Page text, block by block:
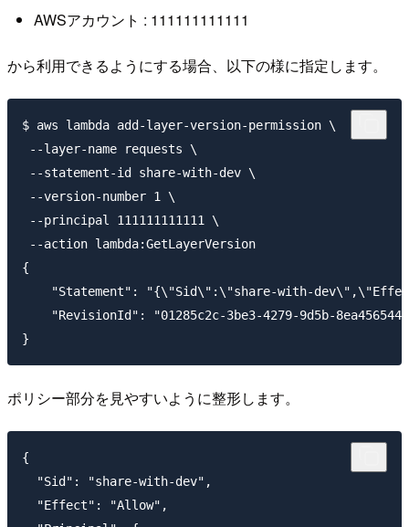
AWSアカウント : 111111111111
から利用できるようにする場合、以下の様に指定します。
$ aws lambda add-layer-version-permission \
--layer-name requests \
--statement-id share-with-dev \
--version-number 1 \
--principal 111111111111 \
--action lambda:GetLayerVersion
{
"Statement": "{\"Sid\":\"share-with-
"RevisionId": "01285c2c-3be3-4279-9d5b-
ポリシー部分を見やすいように整形します。
{
  "Sid": "share-with-dev",
  "Effect": "Allow",